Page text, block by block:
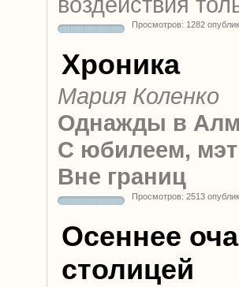
Просмотров: 1282
Хроника
Мария Коленко
Однажды в
С юбилеем,
Вне границ
Просмотров: 2513
Осеннее
столицей